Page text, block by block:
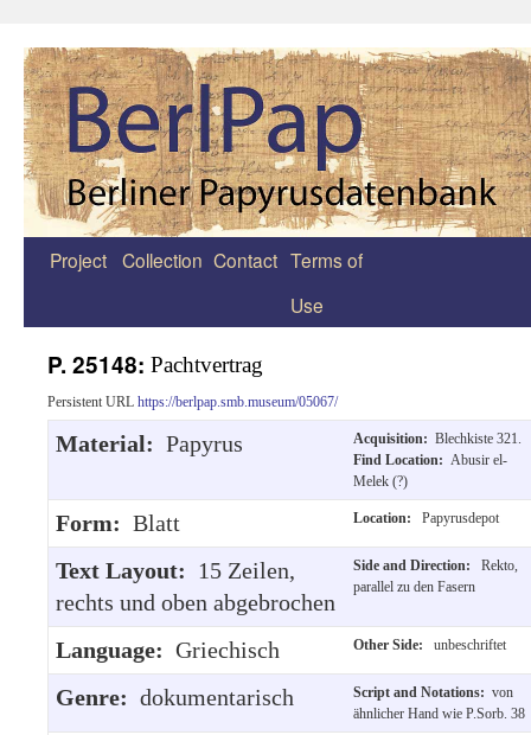
Zum
Project Collection Contact Terms of
Use
P. 25148: Pachtvertrag
Persistent URL https://berlpap.smb.museum/05067/
Material: Papyrus Acquisition: Blechkiste 321.
Find Location: Abusir el-
Melek (?)
Form: Blatt Location: Papyrusdepot
Text Layout: 15 Zeilen,
rechts und oben abgebrochen
Side and Direction:
Rekto,
parallel zu den Fasern
Language: Griechisch Other Side: unbeschriftet
Genre: dokumentarisch Script and Notations: von
ähnlicher Hand wie P.Sorb. 38